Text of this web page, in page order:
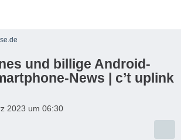
und billige Android-
News | c’t uplink
2023 um 06:30